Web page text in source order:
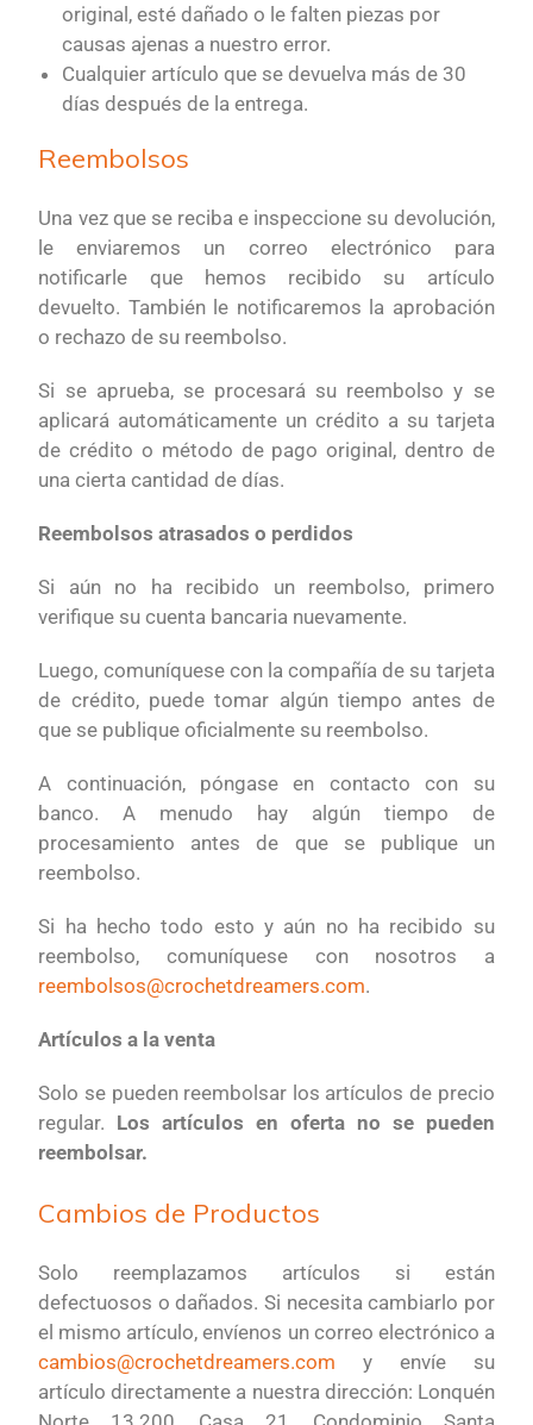
original, esté dañado o le falten piezas por
causas ajenas a nuestro error.
Cualquier artículo que se devuelva más de 30
días después de la entrega.
Reembolsos
Una vez que se reciba e inspeccione su devolución,
le enviaremos un correo electrónico para
notificarle que hemos recibido su artículo
devuelto. También le notificaremos la aprobación
o rechazo de su reembolso.
Si se aprueba, se procesará su reembolso y se
aplicará automáticamente un crédito a su tarjeta
de crédito o método de pago original, dentro de
una cierta cantidad de días.
Reembolsos atrasados o perdidos
Si aún no ha recibido un reembolso, primero
verifique su cuenta bancaria nuevamente.
Luego, comuníquese con la compañía de su tarjeta
de crédito, puede tomar algún tiempo antes de
que se publique oficialmente su reembolso.
A continuación, póngase en contacto con su
banco. A menudo hay algún tiempo de
procesamiento antes de que se publique un
reembolso.
Si ha hecho todo esto y aún no ha recibido su
reembolso, comuníquese con nosotros a
reembolsos@crochetdreamers.com.
Artículos a la venta
Solo se pueden reembolsar los artículos de precio
regular. Los artículos en oferta no se pueden
reembolsar.
Cambios de Productos
Solo reemplazamos artículos si están
defectuosos o dañados. Si necesita cambiarlo por
el mismo artículo, envíenos un correo electrónico a
cambios@crochetdreamers.com y envíe su
artículo directamente a nuestra dirección: Lonquén